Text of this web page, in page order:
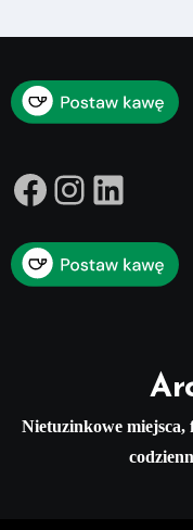
Facebook
Nietuzinkowe miejsca,